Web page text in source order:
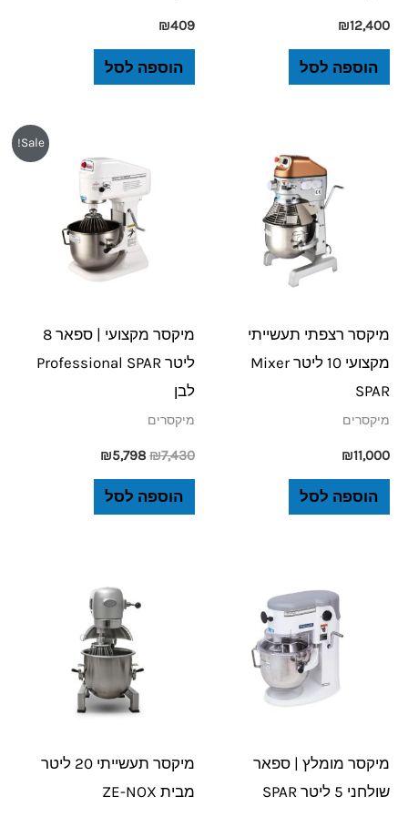
₪12,400
הוספה לסל
₪409
הוספה לסל
מיקסר רצפתי תעשייתי
מקצועי 10 ליטר Mixer
SPAR
מיקסרים
₪11,000
הוספה לסל
Sale!
מיקסר מקצועי | ספאר 8
ליטר Professional SPAR
לבן
מיקסרים
₪7,430
המקורי
היה:
₪7,430.
₪5,798
הנוכחי
הוא:
₪5,798.
הוספה לסל
מיקסר מומלץ | ספאר
שולחני 5 ליטר SPAR
מיקסר תעשייתי 20 ליטר
מבית ZE-NOX